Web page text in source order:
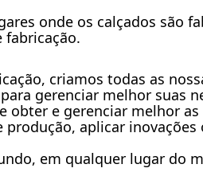
onde os calçados são
fabricação.
criamos todas as
gerenciar melhor suas
obter e gerenciar melhor
aplicar
em qualquer lugar do